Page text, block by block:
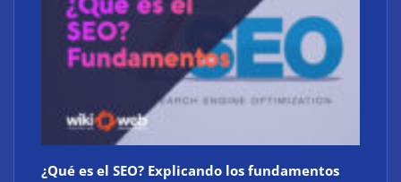
¿Qué es el SEO? Explicando los fundamentos